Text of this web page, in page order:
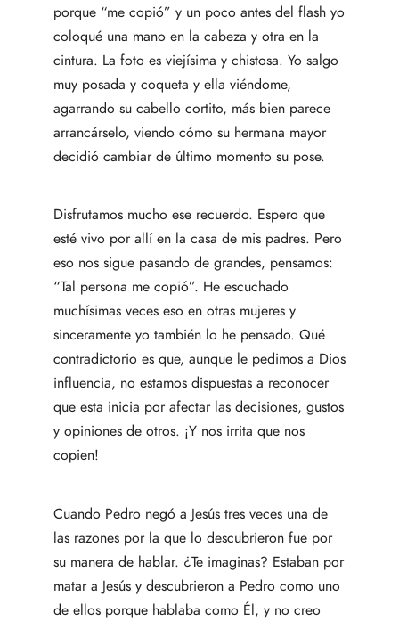
porque “me copió” y un poco antes del flash yo
coloqué una mano en la cabeza y otra en la
cintura. La foto es viejísima y chistosa. Yo salgo
muy posada y coqueta y ella viéndome,
agarrando su cabello cortito, más bien parece
arrancárselo, viendo cómo su hermana mayor
decidió cambiar de último momento su pose.
Disfrutamos mucho ese recuerdo. Espero que
esté vivo por allí en la casa de mis padres. Pero
eso nos sigue pasando de grandes, pensamos:
“Tal persona me copió”. He escuchado
muchísimas veces eso en otras mujeres y
sinceramente yo también lo he pensado. Qué
contradictorio es que, aunque le pedimos a Dios
influencia, no estamos dispuestas a reconocer
que esta inicia por afectar las decisiones, gustos
y opiniones de otros. ¡Y nos irrita que nos
copien!
Cuando Pedro negó a Jesús tres veces una de
las razones por la que lo descubrieron fue por
su manera de hablar. ¿Te imaginas? Estaban por
matar a Jesús y descubrieron a Pedro como uno
de ellos porque hablaba como Él, y no creo